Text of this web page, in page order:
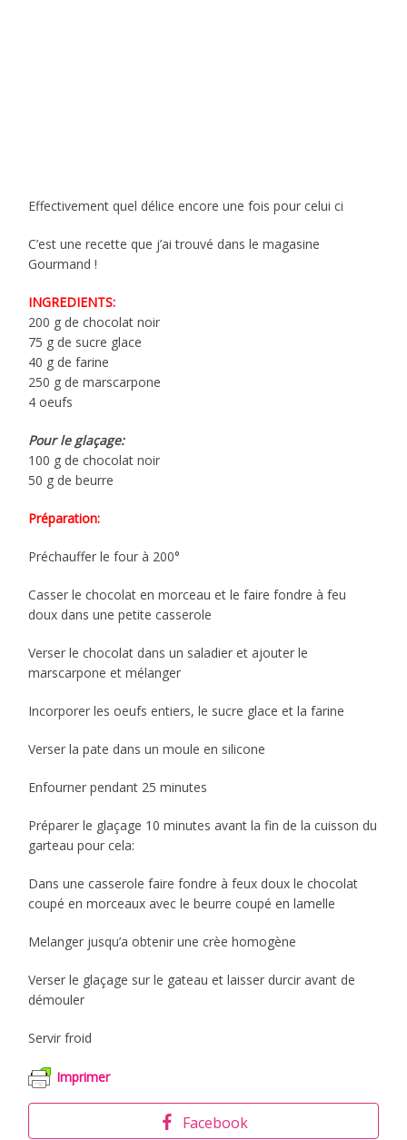
Effectivement quel délice encore une fois pour celui ci
C’est une recette que j’ai trouvé dans le magasine
Gourmand !
INGREDIENTS:
200 g de chocolat noir
75 g de sucre glace
40 g de farine
250 g de marscarpone
4 oeufs
Pour le glaçage:
100 g de chocolat noir
50 g de beurre
Préparation:
Préchauffer le four à 200°
Casser le chocolat en morceau et le faire fondre à feu
doux dans une petite casserole
Verser le chocolat dans un saladier et ajouter le
marscarpone et mélanger
Incorporer les oeufs entiers, le sucre glace et la farine
Verser la pate dans un moule en silicone
Enfourner pendant 25 minutes
Préparer le glaçage 10 minutes avant la fin de la cuisson du
garteau pour cela:
Dans une casserole faire fondre à feux doux le chocolat
coupé en morceaux avec le beurre coupé en lamelle
Melanger jusqu’a obtenir une crèe homogène
Verser le glaçage sur le gateau et laisser durcir avant de
démouler
Servir froid
Imprimer
Facebook